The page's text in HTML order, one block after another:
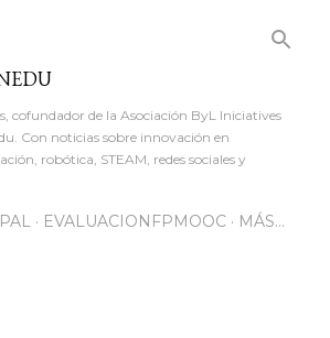
cofundador de la Asociación ByL Iniciatives
Con noticias sobre innovación en
robótica, STEAM, redes sociales y
EVALUACIONFPMOOC MÁS…